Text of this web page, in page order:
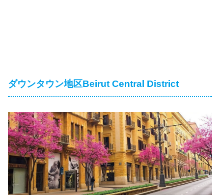
ダウンタウン地区Beirut Central District